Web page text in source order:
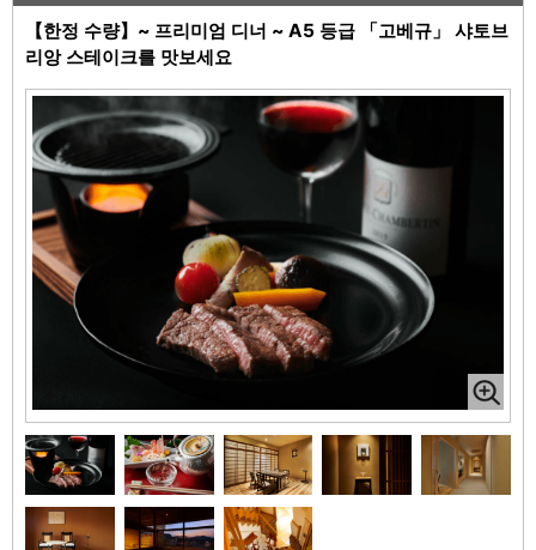
【한정 수량】~ 프리미엄 디너 ~ A5 등급 「고베규」 샤토브
리앙 스테이크를 맛보세요